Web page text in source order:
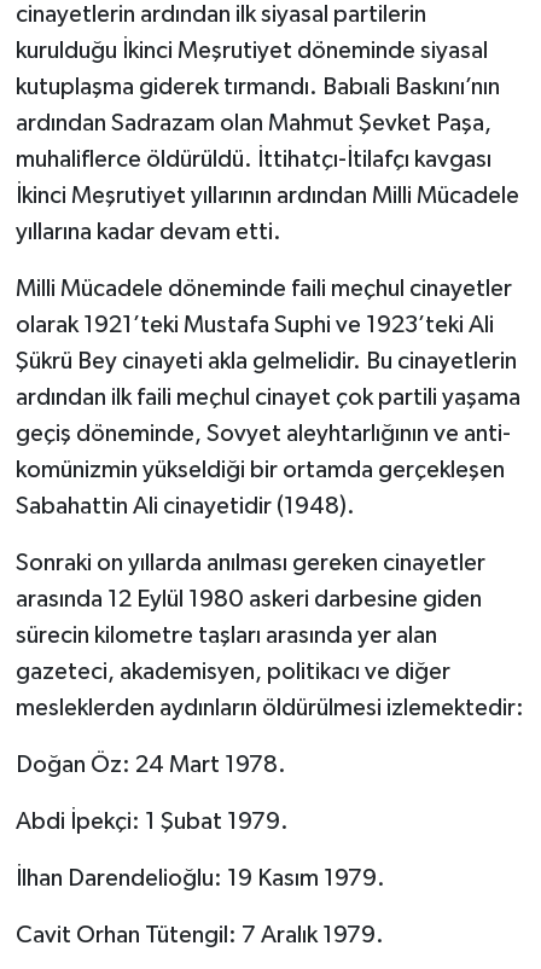
cinayetlerin ardından ilk siyasal partilerin
kurulduğu İkinci Meşrutiyet döneminde siyasal
kutuplaşma giderek tırmandı. Babıali Baskını’nın
ardından Sadrazam olan Mahmut Şevket Paşa,
muhaliflerce öldürüldü. İttihatçı-İtilafçı kavgası
İkinci Meşrutiyet yıllarının ardından Milli Mücadele
yıllarına kadar devam etti.
Milli Mücadele döneminde faili meçhul cinayetler
olarak 1921’teki Mustafa Suphi ve 1923’teki Ali
Şükrü Bey cinayeti akla gelmelidir. Bu cinayetlerin
ardından ilk faili meçhul cinayet çok partili yaşama
geçiş döneminde, Sovyet aleyhtarlığının ve anti-
komünizmin yükseldiği bir ortamda gerçekleşen
Sabahattin Ali cinayetidir (1948).
Sonraki on yıllarda anılması gereken cinayetler
arasında 12 Eylül 1980 askeri darbesine giden
sürecin kilometre taşları arasında yer alan
gazeteci, akademisyen, politikacı ve diğer
mesleklerden aydınların öldürülmesi izlemektedir:
Doğan Öz: 24 Mart 1978.
Abdi İpekçi: 1 Şubat 1979.
İlhan Darendelioğlu: 19 Kasım 1979.
Cavit Orhan Tütengil: 7 Aralık 1979.